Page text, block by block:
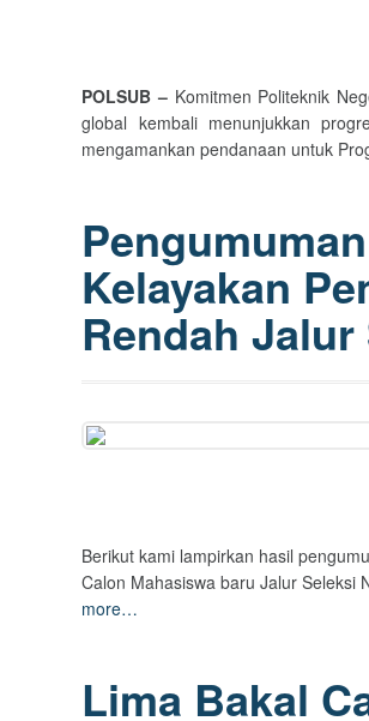
POLSUB –Komitmen Politeknik
global kembali menunjukkan
mengamankan pendanaan untuk
Kelayakan
Rendah Jalur
Berikut kami lampirkan hasil
Calon Mahasiswa baru Jalur Seleksi
more…
Lima Bakal